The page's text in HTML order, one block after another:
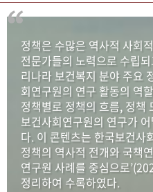
연구 역사
정책과 연구 키워드로 보는
간행물 변천사
기록물 아카이브
사진 아카이브 문서 기록물
50+1주년 기념
정책은 수많은 역사적 사회
전문가들의 노력으로 수립
리나라 보건복지 분야 주요
회연구원의 연구 활동의 역
정책별로 정책의 흐름, 정책
보건사회연구원의 연구가
다. 이 콘텐츠는 한국보건사
정책의 역사적 전개와 국책
연구원 사례를 중심으로
정리하여 수록하였다.